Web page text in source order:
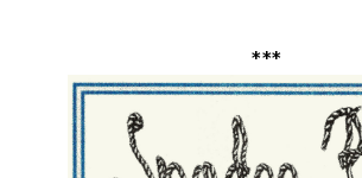
***